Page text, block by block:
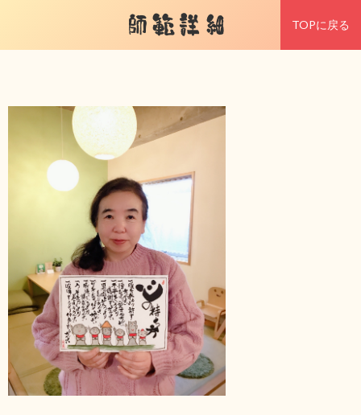
師範詳細 TOPに戻る